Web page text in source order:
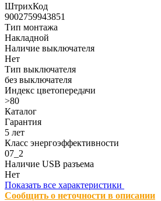
ШтрихКод
9002759943851
Тип монтажа
Накладной
Наличие выключателя
Нет
Тип выключателя
без выключателя
Индекс цветопередачи
>80
Каталог
Гарантия
5 лет
Класс энергоэффективности
07_2
Наличие USB разъема
Нет
Показать все характеристики
Сообщить о неточности в описании